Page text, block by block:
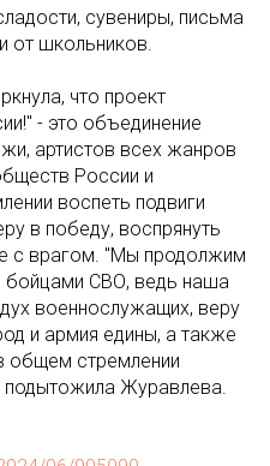
сувениры, письма
от школьников.
что проект
- это объединение
артистов всех жанров
России и
воспеть подвиги
в победу, воспрянуть
с врагом. "Мы продолжим
бойцами СВО, ведь наша
военнослужащих, веру
и армия едины, а также
общем стремлении
Журавлева.